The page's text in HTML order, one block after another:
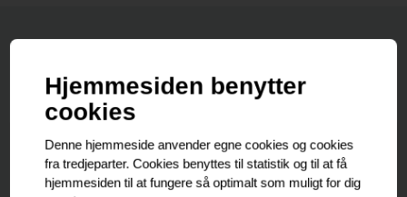
Senest solgte
Senest udlejet